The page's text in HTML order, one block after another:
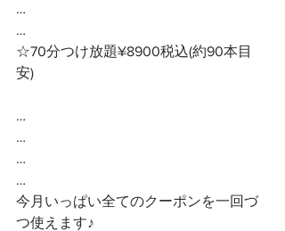
…
…
☆70分つけ放題¥8900税込(約90本目
安)
…
…
…
…
今月いっぱい全てのクーポンを一回づ
つ使えます♪